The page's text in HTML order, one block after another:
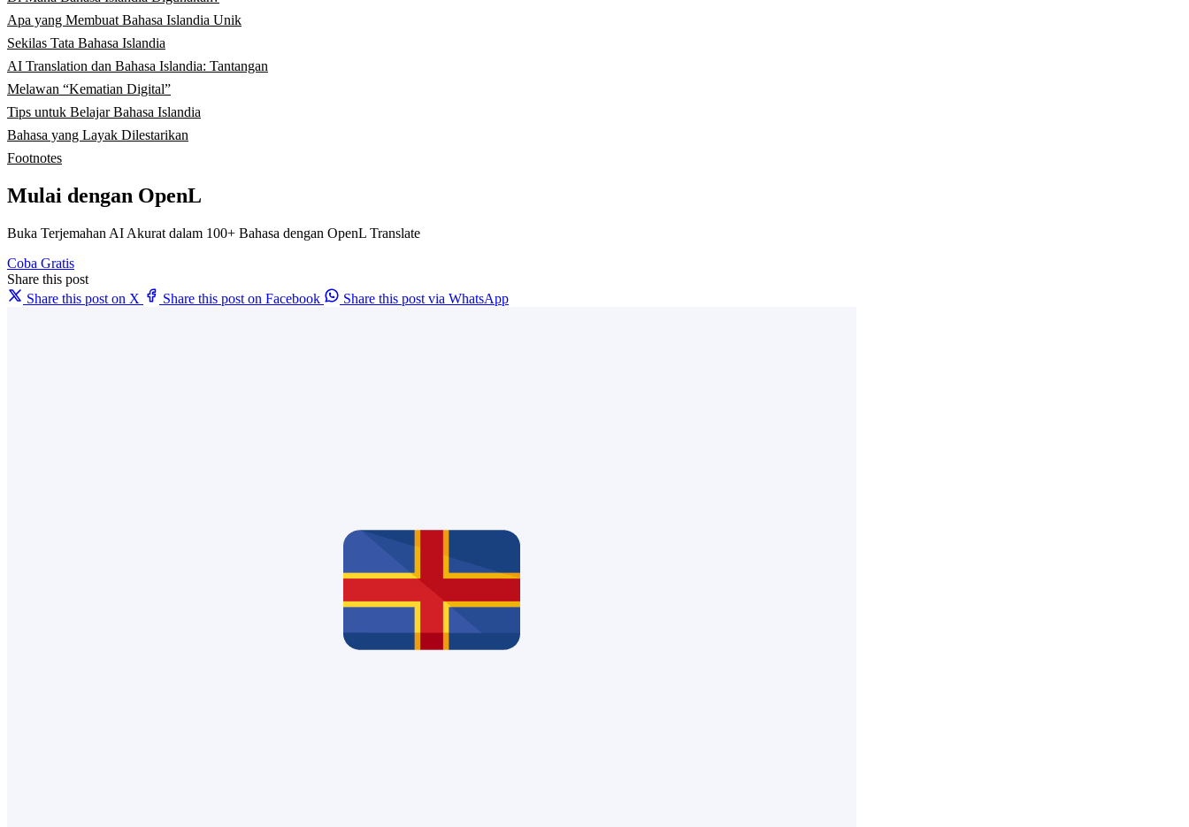
Apa yang Membuat Bahasa Islandia Unik
Sekilas Tata Bahasa Islandia
AI Translation dan Bahasa Islandia: Tantangan
Melawan “Kematian Digital”
Tips untuk Belajar Bahasa Islandia
Bahasa yang Layak Dilestarikan
Footnotes
Mulai dengan OpenL
Buka Terjemahan AI Akurat dalam 100+ Bahasa dengan OpenL Translate
Coba Gratis
Share this post
Share this post on X
Share this post on Facebook Share this post via WhatsApp